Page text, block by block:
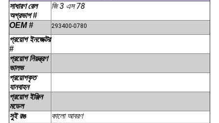
সাধারণ রেল
অগ্রভাগ #
জি 3 এস 78
OEM # 293400-0780
প্রয়োগ ইনজেক্টর
#
প্রয়োগ নিয়ন্ত্রণ
ভালভ
প্রয়োগকৃত
যানবাহন
প্রয়োগ ইঞ্জিন
মডেল
সুই রঙ
কালো আবরণ